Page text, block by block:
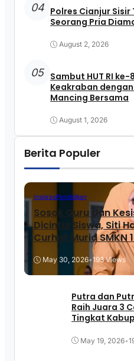
04 Polres Cianjur
Seorang Pria
August 2, 2026
05 Sambut HUT RI
Keakraban
Mancing Bersama
August 1, 2026
Berita Populer
InspirasiPendidikan
Sosok Guru dan
Dicintai Siswa, Siti
Curhat Murid SMKN
May 30, 2026•193 Views
Putra dan
Raih Juara 3
Tingkat
May 19, 2026•